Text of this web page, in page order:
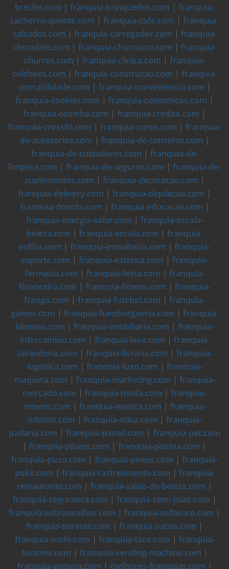
brecho.com | franquia-brinquedos.com | franquia-
cachorro-quente.com | franquia-cafe.com | franquia-
calcados.com | franquia-carregador.com | franquia-
chocolate.com | franquia-churrasco.com | franquia-
churros.com | franquia-clinica.com | franquia-
colchoes.com | franquia-construcao.com | franquia-
contabilidade.com | franquia-conveniencia.com |
franquia-cookies.com | franquia-cosmeticos.com |
franquia-coxinha.com | franquia-credito.com |
franquia-crossfit.com | franquia-curso.com | franquia-
de-acessorios.com | franquia-de-conserto.com |
franquia-de-cuidadores.com | franquia-de-
limpeza.com | franquia-de-seguros.com | franquia-de-
suplementos.com | franquia-decoracao.com |
franquia-delivery.com | franquia-depilacao.com |
franquia-donuts.com | franquia-educacao.com |
franquia-energia-solar.com | franquia-escola-
beleza.com | franquia-escola.com | franquia-
esfiha.com | franquia-esmalteria.com | franquia-
esporte.com | franquia-estetica.com | franquia-
farmacia.com | franquia-festa.com | franquia-
financeira.com | franquia-fitness.com | franquia-
frango.com | franquia-futebol.com | franquia-
games.com | franquia-hamburgueria.com | franquia-
idiomas.com | franquia-imobiliaria.com | franquia-
intercambio.com | franquia-lava.com | franquia-
lavanderia.com | franquia-livraria.com | franquia-
logistica.com | franquia-luxo.com | franquia-
maquina.com | franquia-marketing.com | franquia-
mercado.com | franquia-moda.com | franquia-
moveis.com | franquia-musica.com | franquia-
odonto.com | franquia-otica.com | franquia-
padaria.com | franquia-pastel.com | franquia-pet.com
| franquia-pilates.com | franquia-piscina.com |
franquia-pizza.com | franquia-pneus.com | franquia-
poke.com | franquia-rastreamento.com | franquia-
restaurante.com | franquia-salao-de-beleza.com |
franquia-seguranca.com | franquia-semi-joias.com |
franquia-sobrancelhas.com | franquia-software.com |
franquia-sorvete.com | franquia-sucos.com |
franquia-sushi.com | franquia-taco.com | franquia-
turismo.com | franquia-vending-machine.com |
franquia-vistoria.com | melhores-franquias.com |